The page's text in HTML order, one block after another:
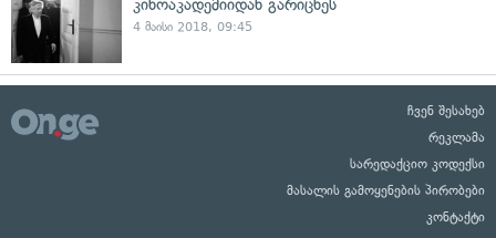
კინოაკადემიიდან გარიცხეს
4 მაისი 2018, 09:45
ჩვენ შესახებ
რეკლამა
სარედაქციო კოდექსი
მასალის გამოყენების პირობები
კონტაქტი